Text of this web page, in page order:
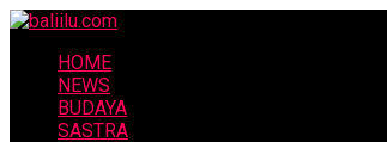
HOME
NEWS
BUDAYA
SASTRA